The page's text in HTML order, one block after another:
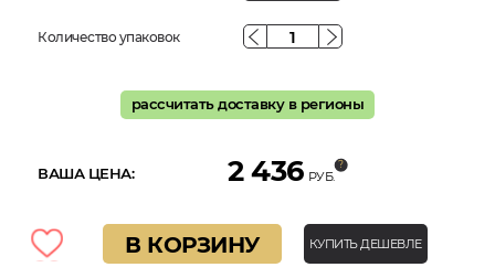
Количество упаковок
рассчитать доставку в регионы
ВАША ЦЕНА: 2 436 РУБ.
В КОРЗИНУ КУПИТЬ ДЕШЕВЛЕ